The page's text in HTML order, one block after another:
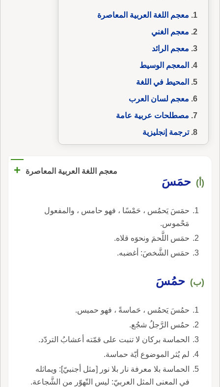
معجم اللغة العربية المعاصرة
معجم الغني
معجم الرائد
المعجم الوسيط
المحيط في اللغة
معجم لسان العرب
مصطلحات عربية عامة
ترجمة إنجليزية
معجم اللغة العربية المعاصرة +
(أ) حمَسَ
حمَسَ يَحمُس ، حَمْسًا ، فهو حامس ، والمفعول
مَحْموس.
حمَس اللَّحمَ ونحوَه قلاه.
حمَس الشَّخصَ: أغضبه.
(ب) حمُسَ
حمُسَ يَحمُس ، حَماسةً ، فهو حميس.
حمُس الرَّجلُ شجُع.
الحماسة بركان لا تنبت على قمّته أعشابُ التردّد.
لم يُثر الموضوع أيّة حماسة.
الحماسة بلا معرفة نار بلا نور [مثل أجنبيّ]: ويماثله
في المعنى المثل العربيّ: ليس التّهوّر من الشَّجاعة.